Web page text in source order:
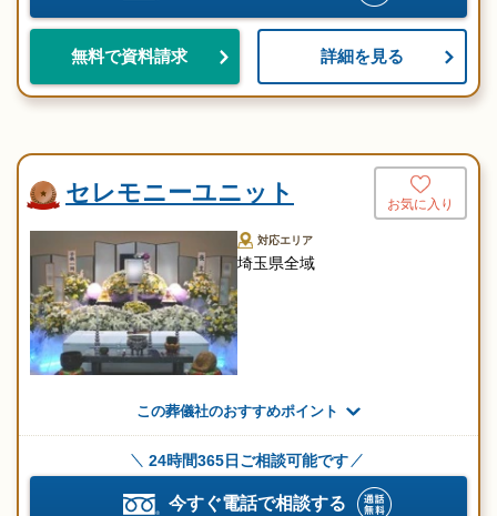
無料で資料請求 詳細を見る
セレモニーユニット お気に入り
対応エリア
埼玉県全域
この葬儀社のおすすめポイント
24時間365日ご相談可能です
今すぐ電話で相談する